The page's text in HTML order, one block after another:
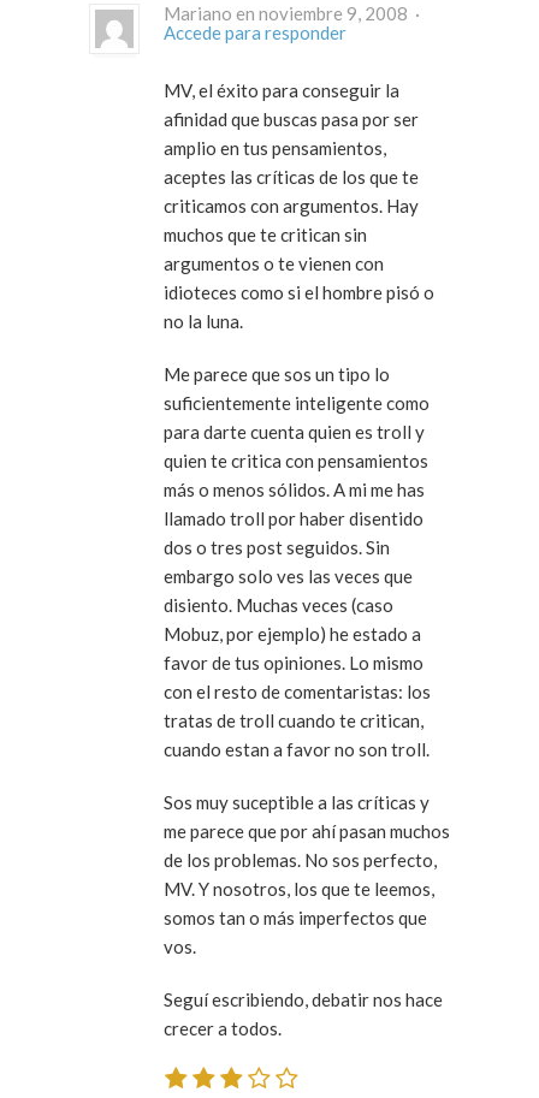
Mariano en noviembre 9, 2008 ·
Accede para responder
MV, el éxito para conseguir la
afinidad que buscas pasa por ser
amplio en tus pensamientos,
aceptes las críticas de los que te
criticamos con argumentos. Hay
muchos que te critican sin
argumentos o te vienen con
idioteces como si el hombre pisó o
no la luna.
Me parece que sos un tipo lo
suficientemente inteligente como
para darte cuenta quien es troll y
quien te critica con pensamientos
más o menos sólidos. A mi me has
llamado troll por haber disentido
dos o tres post seguidos. Sin
embargo solo ves las veces que
disiento. Muchas veces (caso
Mobuz, por ejemplo) he estado a
favor de tus opiniones. Lo mismo
con el resto de comentaristas: los
tratas de troll cuando te critican,
cuando estan a favor no son troll.
Sos muy suceptible a las críticas y
me parece que por ahí pasan muchos
de los problemas. No sos perfecto,
MV. Y nosotros, los que te leemos,
somos tan o más imperfectos que
vos.
Seguí escribiendo, debatir nos hace
crecer a todos.